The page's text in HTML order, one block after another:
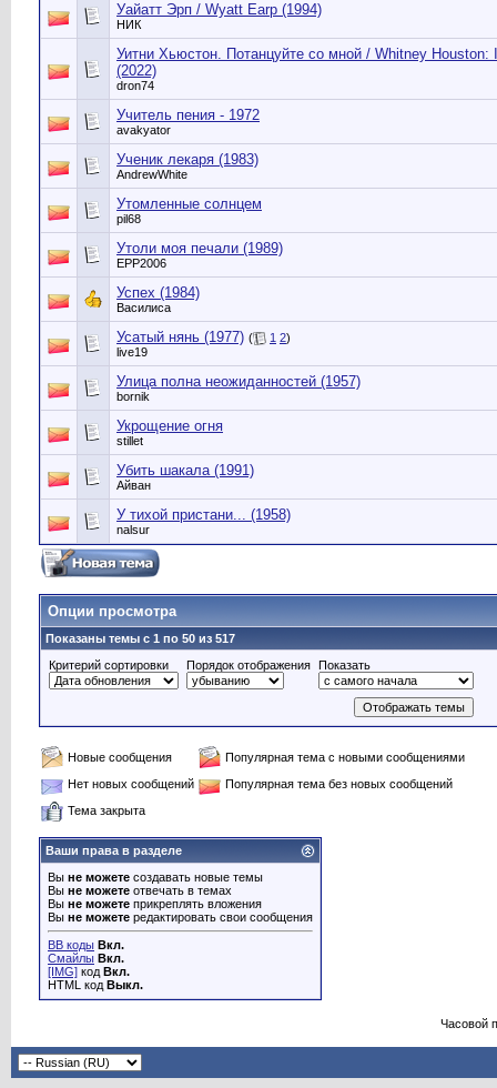
Уайатт Эрп / Wyatt Earp (1994)
НИК
Уитни Хьюстон. Потанцуйте со мной / Whitney Houston:
(2022)
dron74
Учитель пения - 1972
avakyator
Ученик лекаря (1983)
AndrewWhite
Утомленные солнцем
pil68
Утоли моя печали (1989)
EPP2006
Успех (1984)
Василиса
Усатый нянь (1977) ( 1 2)
live19
Улица полна неожиданностей (1957)
bornik
Укрощение огня
stillet
Убить шакала (1991)
Айван
У тихой пристани... (1958)
nalsur
Опции просмотра
Показаны темы с 1 по 50 из 517
Критерий сортировки
Порядок отображения Показать
Новые сообщения
Популярная тема с новыми сообщениями
Нет новых сообщений
Популярная тема без новых сообщений
Тема закрыта
Ваши права в разделе
Вы не можете создавать новые темы
Вы не можете отвечать в темах
Вы не можете прикреплять вложения
Вы не можете редактировать свои сообщения
BB коды Вкл.
Смайлы Вкл.
[IMG] код Вкл.
HTML код Выкл.
Часовой